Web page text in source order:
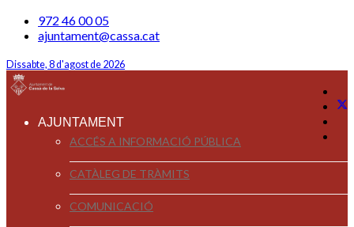
972 46 00 05
ajuntament@cassa.cat
Dissabte, 8 d'agost de 2026
AJUNTAMENT
ACCÉS A INFORMACIÓ PÚBLICA
CATÀLEG DE TRÀMITS
COMUNICACIÓ